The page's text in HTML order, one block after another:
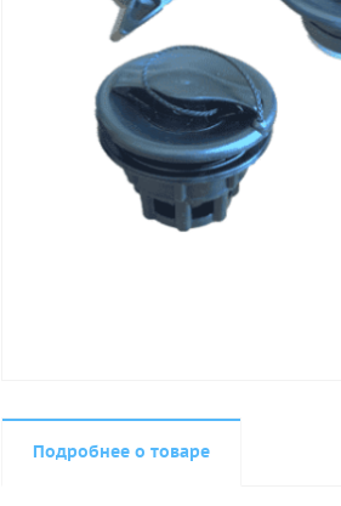
Подробнее о товаре